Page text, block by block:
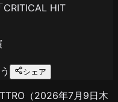
HIT
シェア
（2026年7月9日木